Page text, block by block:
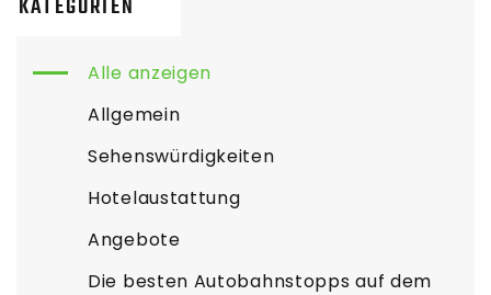
KATEGORIEN
Alle anzeigen
Allgemein
Sehenswürdigkeiten
Hotelaustattung
Angebote
Die besten Autobahnstopps auf dem